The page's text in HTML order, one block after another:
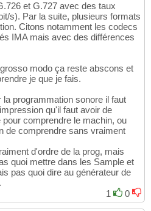
et G.727 avec des taux
s). Par la suite, plusieurs formats
Citons notamment les codecs
IMA mais avec des différences
modo ça reste abscons et
je que je fais.
programmation sonore il faut
qu'il faut avoir de
comprendre le machin, ou
de comprendre sans vraiment
d'ordre de la prog, mais
quoi mettre dans les Sample et
pas quoi dire au générateur de
1
0